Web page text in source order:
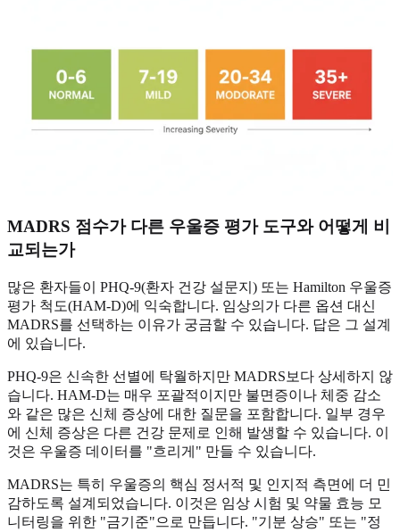
MADRS 점수가 다른 우울증 평가 도구와 어떻게 비
교되는가
많은 환자들이 PHQ-9(환자 건강 설문지) 또는 Hamilton 우울증
평가 척도(HAM-D)에 익숙합니다. 임상의가 다른 옵션 대신
MADRS를 선택하는 이유가 궁금할 수 있습니다. 답은 그 설계
에 있습니다.
PHQ-9은 신속한 선별에 탁월하지만 MADRS보다 상세하지 않
습니다. HAM-D는 매우 포괄적이지만 불면증이나 체중 감소
와 같은 많은 신체 증상에 대한 질문을 포함합니다. 일부 경우
에 신체 증상은 다른 건강 문제로 인해 발생할 수 있습니다. 이
것은 우울증 데이터를 "흐리게" 만들 수 있습니다.
MADRS는 특히 우울증의 핵심 정서적 및 인지적 측면에 더 민
감하도록 설계되었습니다. 이것은 임상 시험 및 약물 효능 모
니터링을 위한 "금기준"으로 만듭니다. "기분 상승" 또는 "정